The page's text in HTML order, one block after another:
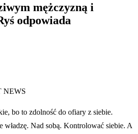
mężczyzną i
odpowiada
NEWS
bo to zdolność do ofiary z siebie.
władzę. Nad sobą. Kontrolować siebie. A